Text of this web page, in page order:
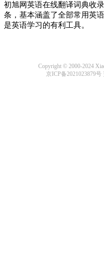
初旭网英语在线翻译词典收
条，基本涵盖了全部常用英
是英语学习的有利工具。
Copyright © 2000-2024
京ICP备2021023879号